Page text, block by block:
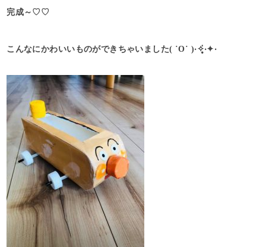
完成～♡♡
こんなにかわいいものができちゃいました( ˙O˙ )‧✧̣̥̇‧✦‧